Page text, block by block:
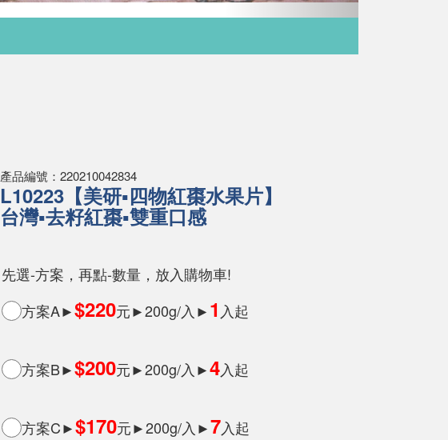
產品編號：220210042834
L10223【美研▪四物紅棗水果片】
台灣▪去籽紅棗▪雙重口感
先選-方案，再點-數量，放入購物車!
方案A►$220元►200g/入►1 入起
方案B►$200元►200g/入►4入起
方案C►$170元►200g/入►7入起